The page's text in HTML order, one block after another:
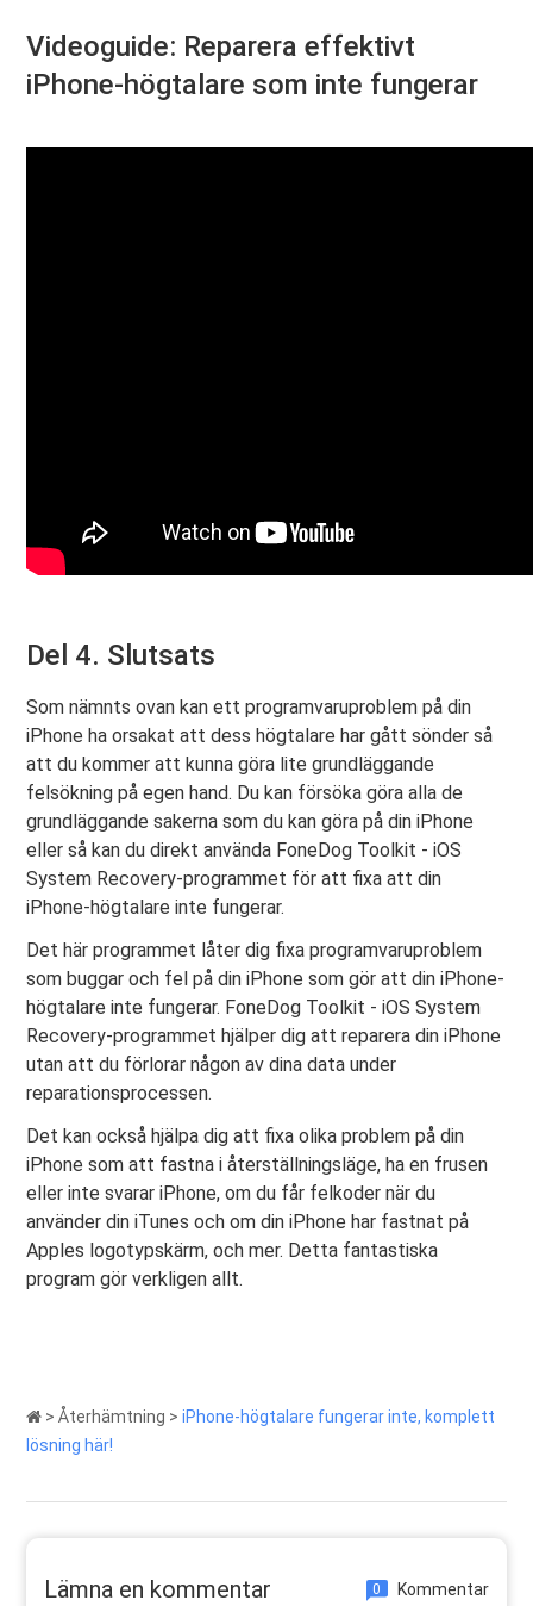
Videoguide: Reparera effektivt
iPhone-högtalare som inte fungerar
Del 4. Slutsats
Som nämnts ovan kan ett programvaruproblem på din
iPhone ha orsakat att dess högtalare har gått sönder så
att du kommer att kunna göra lite grundläggande
felsökning på egen hand. Du kan försöka göra alla de
grundläggande sakerna som du kan göra på din iPhone
eller så kan du direkt använda FoneDog Toolkit - iOS
System Recovery-programmet för att fixa att din
iPhone-högtalare inte fungerar.
Det här programmet låter dig fixa programvaruproblem
som buggar och fel på din iPhone som gör att din iPhone-
högtalare inte fungerar. FoneDog Toolkit - iOS System
Recovery-programmet hjälper dig att reparera din iPhone
utan att du förlorar någon av dina data under
reparationsprocessen.
Det kan också hjälpa dig att fixa olika problem på din
iPhone som att fastna i återställningsläge, ha en frusen
eller inte svarar iPhone, om du får felkoder när du
använder din iTunes och om din iPhone har fastnat på
Apples logotypskärm, och mer. Detta fantastiska
program gör verkligen allt.
>Återhämtning >iPhone-högtalare fungerar inte, komplett
lösning här!
Lämna en kommentar 0 Kommentar